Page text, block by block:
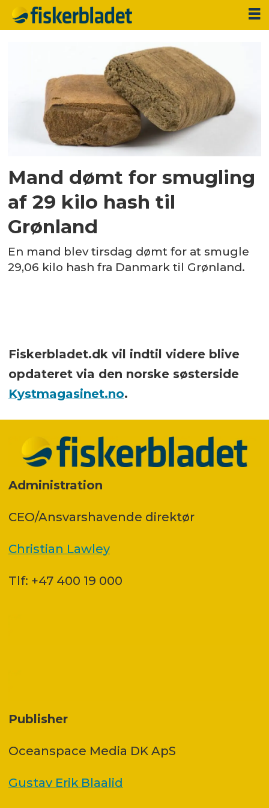
annoncer-
hos-
Mand dømt for smugling
af 29 kilo hash til
Grønland
En mand blev tirsdag dømt for at smugle
29,06 kilo hash fra Danmark til Grønland.
Fiskerbladet.dk vil indtil videre blive
opdateret via den norske søsterside
Kystmagasinet.no.
Administration
CEO/Ansvarshavende direktør
Christian Lawley
Tlf: +47 400 19 000
Publisher
Oceanspace Media DK ApS
Gustav Erik Blaalid